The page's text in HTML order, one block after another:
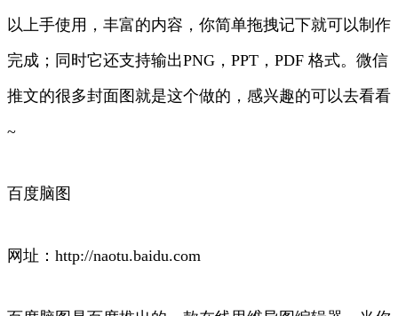
以上手使用，丰富的内容，你简单拖拽记下就可以制作
完成；同时它还支持输出PNG，PPT，PDF 格式。微信
推文的很多封面图就是这个做的，感兴趣的可以去看看
~
百度脑图
网址：http://naotu.baidu.com